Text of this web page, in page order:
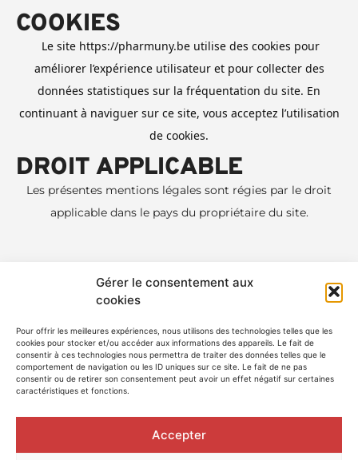
Gérer le consentement aux
cookies
Pour offrir les meilleures expériences, nous utilisons des technologies telles que les
cookies pour stocker et/ou accéder aux informations des appareils. Le fait de
consentir à ces technologies nous permettra de traiter des données telles que le
comportement de navigation ou les ID uniques sur ce site. Le fait de ne pas
consentir ou de retirer son consentement peut avoir un effet négatif sur certaines
caractéristiques et fonctions.
Accepter
COOKIES
Le site https://pharmuny.be utilise des cookies pour
améliorer l’expérience utilisateur et pour collecter des
données statistiques sur la fréquentation du site. En
continuant à naviguer sur ce site, vous acceptez l’utilisation
de cookies.
DROIT APPLICABLE
Les présentes mentions légales sont régies par le droit
applicable dans le pays du propriétaire du site.
fonctionnalité et le respect de l’environnement s’entrelacent
harmonieusement. À l’écoute de nos clients, nous
transformons leurs idées en réalisations qui allient
innovation, savoir-faire et sensibilité aux enjeux
CONTACT